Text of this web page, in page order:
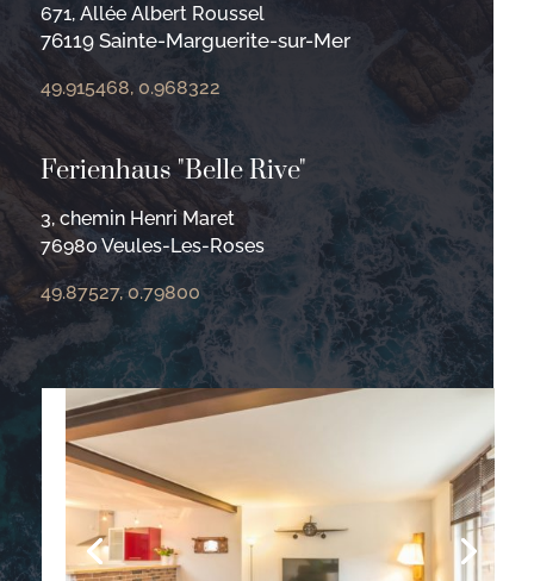
671, Allée Albert Roussel
76119 Sainte-Marguerite-sur-Mer
49.915468, 0.968322
Ferienhaus "Belle Rive"
3, chemin Henri Maret
76980 Veules-Les-Roses
49.87527, 0.79800